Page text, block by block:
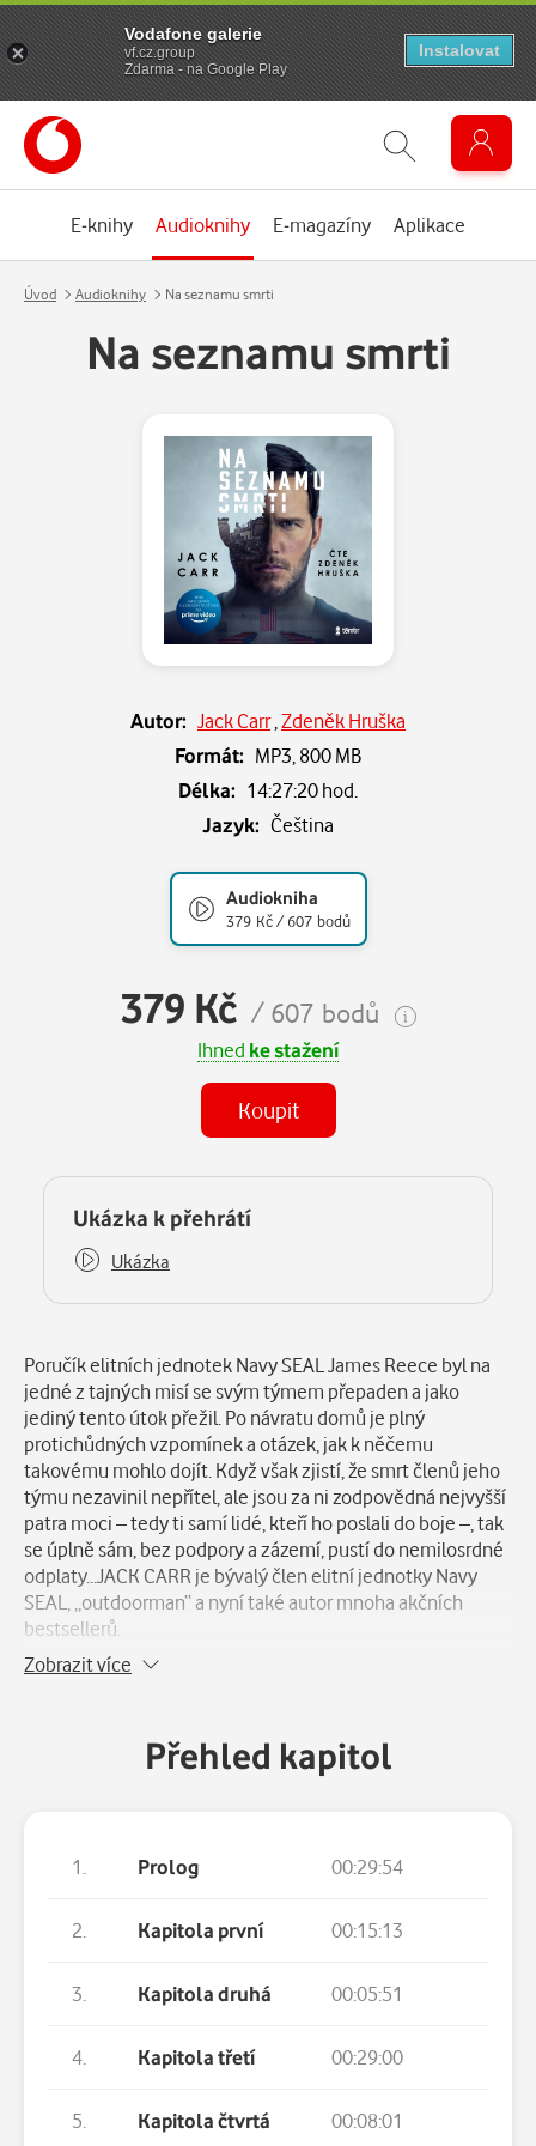
E-knihy Audioknihy E-magazíny Aplikace
Úvod Audioknihy Na seznamu smrti
Na seznamu smrti
Autor: Jack Carr, Zdeněk Hruška
Formát: MP3, 800 MB
Délka: 14:27:20 hod.
Jazyk: Čeština
Audiokniha
379 Kč / 607 bodů
379 Kč / 607 bodů
Ihned ke stažení
Koupit
Některé kapitoly již máte zakoupeny.
Ukázka k přehrátí
Ukázka
Popis
Poručík elitních jednotek Navy SEAL James Reece byl na
jedné z tajných misí se svým týmem přepaden a jako
jediný tento útok přežil. Po návratu domů je plný
protichůdných vzpomínek a otázek, jak k něčemu
takovému mohlo dojít. Když však zjistí, že smrt členů jeho
týmu nezavinil nepřítel, ale jsou za ni zodpovědná nejvyšší
patra moci – tedy ti samí lidé, kteří ho poslali do boje –, tak
se úplně sám, bez podpory a zázemí, pustí do nemilosrdné
odplaty...JACK CARR je bývalý člen elitní jednotky Navy
SEAL, „outdoorman“ a nyní také autor mnoha akčních
bestsellerů.
Zobrazit více
Přehled kapitol
1. Prolog 00:29:54
2. Kapitola první 00:15:13
3. Kapitola druhá 00:05:51
4. Kapitola třetí 00:29:00
5. Kapitola čtvrtá 00:08:01
Vodafone galerie
vf.cz.group
Zdarma - na Google Play
Instalovat